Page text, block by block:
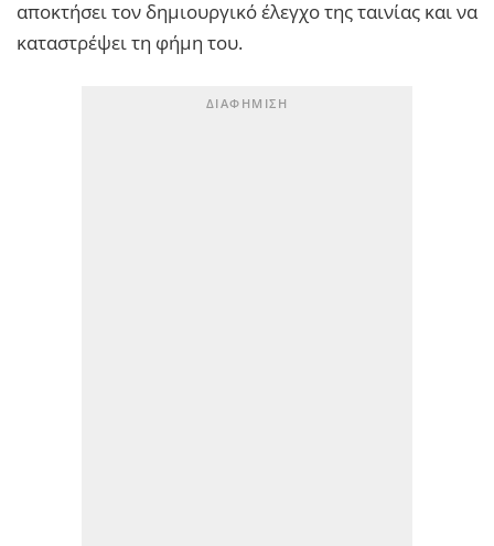
αποκτήσει τον δημιουργικό έλεγχο της ταινίας και να
καταστρέψει τη φήμη του.